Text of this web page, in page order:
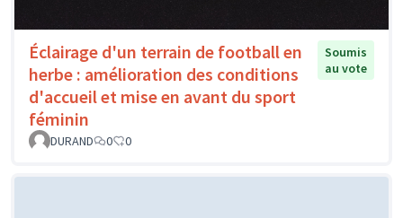
Éclairage d'un terrain de football en
herbe : amélioration des conditions
d'accueil et mise en avant du sport
féminin
Soumis
au vote
DURAND 0 0